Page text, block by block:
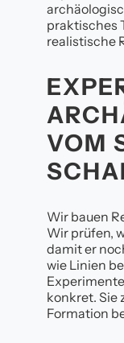
praktisches
realistische
VOM
Wir bauen
Wir prüfen,
damit er
wie Linien
konkret. Sie
Formation